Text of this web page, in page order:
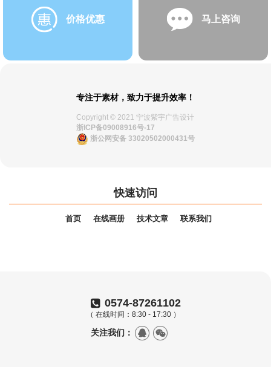
价格优惠 马上咨询
专注于素材，致力于提升效率！
Copyright © 2021 宁波紫宇广告设计
浙ICP备09008916号-17
浙公网安备 33020502000431号
快速访问
首页 在线画册 技术文章 联系我们
0574-87261102
（ 在线时间：8:30 - 17:30 ）
关注我们：